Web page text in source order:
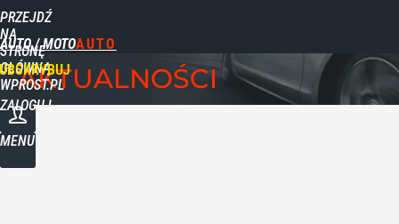
PRZEJDŹ
NA
STRONĘ
GŁÓWNĄ
WPROST.PL
AUTO / MOTO
ZALOGUJ
MENU
AKTUALNOŚCI